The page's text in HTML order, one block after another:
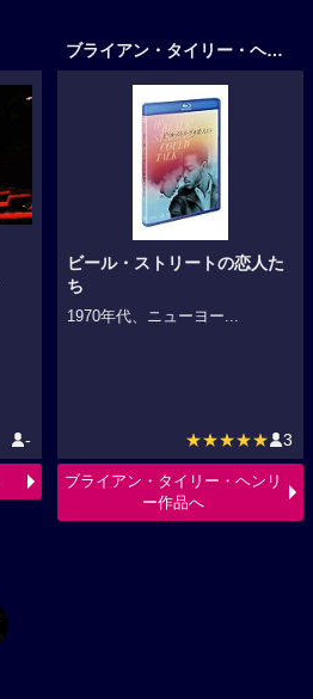
-
ブライアン・タイリー・ヘンリー作品
ビール・ストリートの恋人た
ち
1970年代、ニューヨー...
★★★★★ 3
ブライアン・タイリー・ヘンリ
ー作品へ